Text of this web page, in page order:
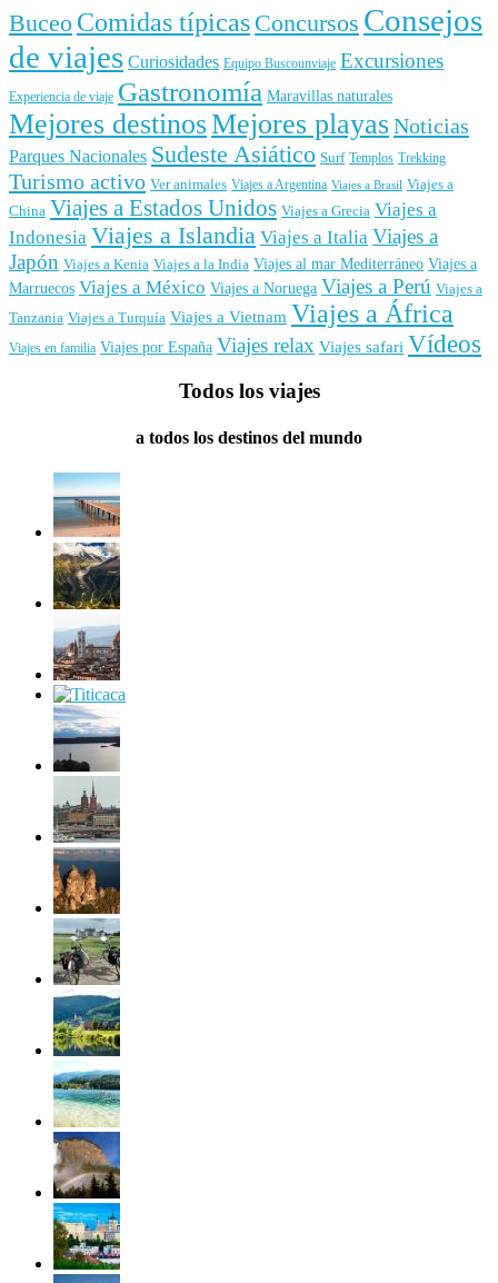
Buceo Comidas típicas Concursos Consejos
de viajes Curiosidades Equipo Buscounviaje Excursiones
Experiencia de viaje Gastronomía Maravillas naturales
Mejores destinosMejores playasNoticias
Parques Nacionales Sudeste Asiático Surf Templos Trekking
Turismo activo Ver animales Viajes a Argentina Viajes a Brasil Viajes a
China Viajes a Estados Unidos Viajes a Grecia Viajes a
Indonesia Viajes a Islandia Viajes a Italia Viajes a
Japón Viajes a Kenia Viajes a la India Viajes al mar Mediterráneo Viajes a
Marruecos Viajes a México Viajes a Noruega Viajes a Perú Viajes a
Tanzania Viajes a Turquía Viajes a Vietnam Viajes a África
Viajes en familia Viajes por España Viajes relax Viajes safari Vídeos
Todos los viajes
a todos los destinos del mundo